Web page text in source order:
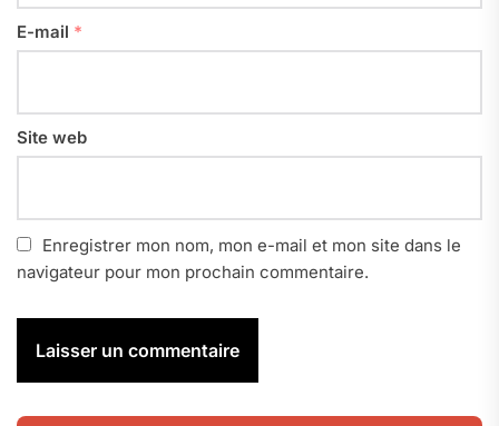
E-mail *
Site web
Enregistrer mon nom, mon e-mail et mon site dans le
navigateur pour mon prochain commentaire.